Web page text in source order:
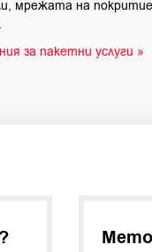
мрежата на
за пакетни услуги »